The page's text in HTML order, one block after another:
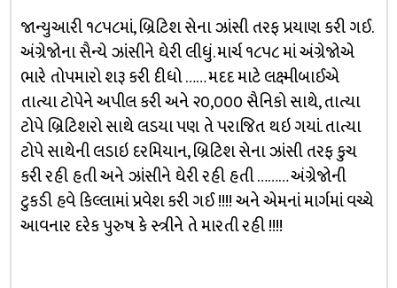
જાન્યુઆરી ૧૮૫૮માં, બ્રિટિશ સેના ઝાંસી તરફ પ્રયાણ કરી ગઈ.
અંગ્રેજોના સૈન્યે ઝાંસીને ઘેરી લીધું. માર્ચ ૧૮૫૮ માં અંગ્રેજોએ
ભારે તોપમારો શરૂ કરી દીધો …… મદદ માટે લક્ષ્મીબાઈએ
તાત્યા ટોપેને અપીલ કરી અને ૨૦,૦૦૦ સૈનિકો સાથે, તાત્યા
ટોપે બ્રિટિશરો સાથે લડયા પણ તે પરાજિત થઇ ગયાં. તાત્યા
ટોપે સાથેની લડાઇ દરમિયાન, બ્રિટિશ સેના ઝાંસી તરફ કુચ
કરી રહી હતી અને ઝાંસીને ઘેરી રહી હતી ……… અંગ્રેજોની
ટુકડી હવે કિલ્લામાં પ્રવેશ કરી ગઈ !!!! અને એમનાં માર્ગમાં વચ્ચે
આવનાર દરેક પુરુષ કે સ્ત્રીને તે મારતી રહી !!!!